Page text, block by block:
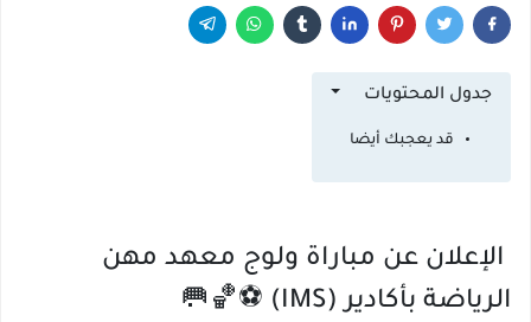
جدول المحتويات
قد يعجبك أيضا
الإعلان عن مباراة ولوج معهد مهن
الرياضة بأكادير (IMS) ⚽🏀🥅